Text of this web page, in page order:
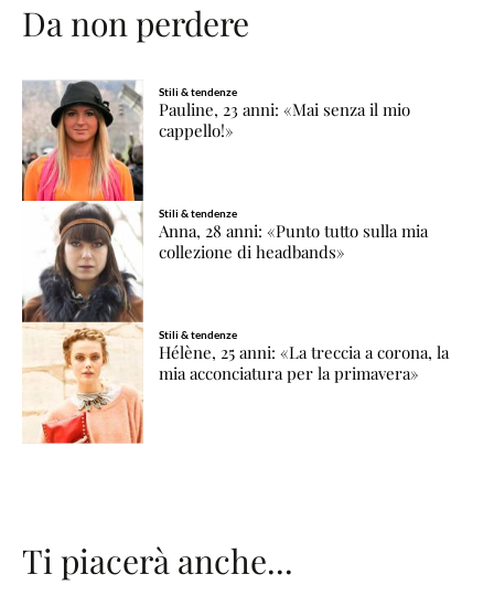
Da non perdere
Stili & tendenze
Pauline, 23 anni: «Mai senza il mio
cappello!»
Stili & tendenze
Anna, 28 anni: «Punto tutto sulla mia
collezione di headbands»
Stili & tendenze
Hélène, 25 anni: «La treccia a corona, la
mia acconciatura per la primavera»
Ti piacerà anche...